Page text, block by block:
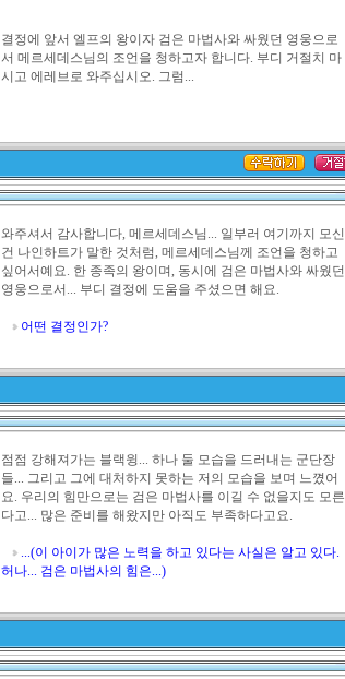
결정에 앞서 엘프의 왕이자 검은 마법사와 싸웠던 영웅으로
서 메르세데스님의 조언을 청하고자 합니다. 부디 거절치 마
시고 에레브로 와주십시오. 그럼...
와주셔서 감사합니다, 메르세데스님... 일부러 여기까지 모신
건 나인하트가 말한 것처럼, 메르세데스님께 조언을 청하고
싶어서예요. 한 종족의 왕이며, 동시에 검은 마법사와 싸웠던
영웅으로서... 부디 결정에 도움을 주셨으면 해요.
어떤 결정인가?
점점 강해져가는 블랙윙... 하나 둘 모습을 드러내는 군단장
들... 그리고 그에 대처하지 못하는 저의 모습을 보며 느꼈어
요. 우리의 힘만으로는 검은 마법사를 이길 수 없을지도 모른
다고... 많은 준비를 해왔지만 아직도 부족하다고요.
...(이 아이가 많은 노력을 하고 있다는 사실은 알고 있다.
허나... 검은 마법사의 힘은...)